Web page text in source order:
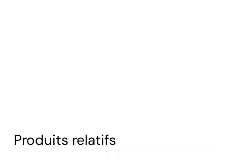
Produits relatifs